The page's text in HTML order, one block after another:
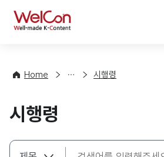
WelCon
Home
률
책
츠
시행령
시행령